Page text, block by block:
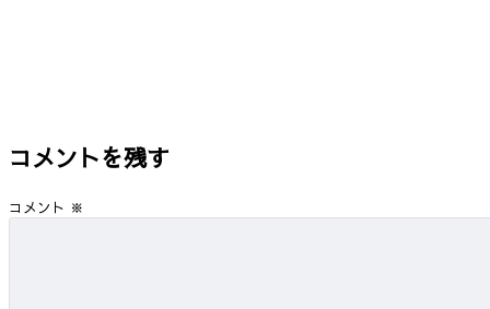
コメントを残す
コメント ※